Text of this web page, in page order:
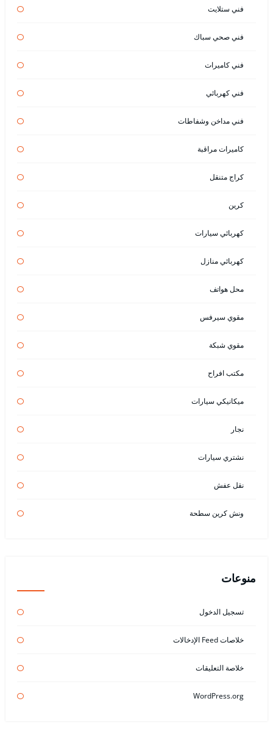
فني ستلايت
فني صحي سباك
فني كاميرات
فني كهربائي
فني مداخن وشفاطات
كاميرات مراقبة
كراج متنقل
كرين
كهربائي سيارات
كهربائي منازل
محل هواتف
مقوي سيرفس
مقوي شبكة
مكتب افراح
ميكانيكي سيارات
نجار
نشتري سيارات
نقل عفش
ونش كرين سطحة
منوعات
تسجيل الدخول
خلاصات Feed الإدخالات
خلاصة التعليقات
WordPress.org